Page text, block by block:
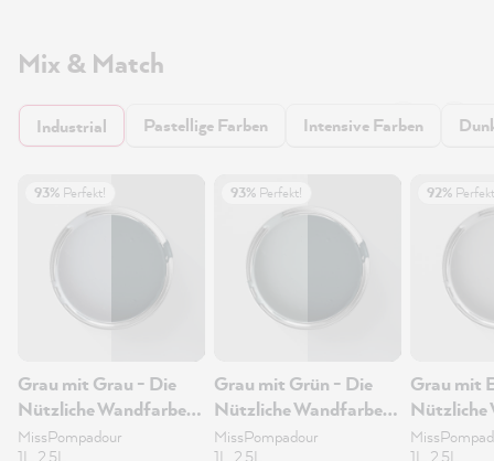
Mix & Match
Industrial Pastellige Farben Intensive Farben
93% Perfekt!
Grau mit Grau - Die
Nützliche Wandfarbe
2.5L
MissPompadour
1L, 2.5L
93% Perfekt!
Grau mit Grün - Die
Nützliche Wandfarbe
2.5L
MissPompadour
1L, 2.5L
92%
Grau mit
Nützliche
2.5L
1L, 2.5L